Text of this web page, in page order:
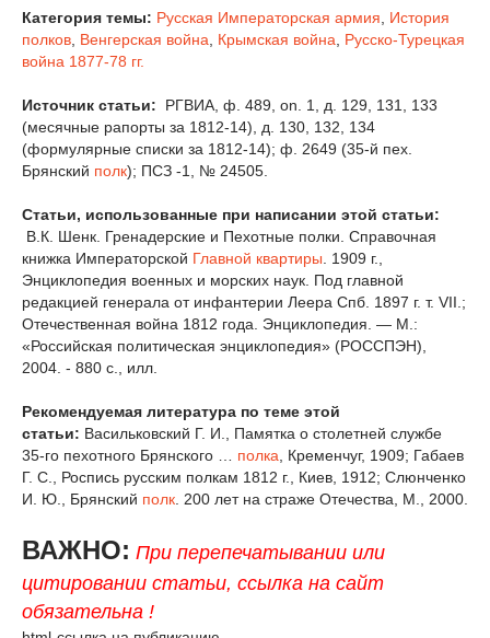
Категория темы: Русская Императорская армия
История
полков Венгерская война Крымская война
Русско-Турецкая
война 1877-78 гг.
Источник статьи:
РГВИА, ф. 489, on. 1, д. 129, 131, 133
(месячные рапорты за 1812-14), д. 130, 132, 134
(формулярные списки за 1812-14); ф. 2649 (35-й пех.
Брянский полк); ПСЗ -1, № 24505.
Статьи, использованные при написании этой статьи:
В.К. Шенк. Гренадерские и Пехотные полки. Справочная
книжка Императорской Главной квартиры . 1909 г.,
Энциклопедия военных и морских наук. Под главной
редакцией генерала от инфантерии Леера Спб. 1897 г. т. VII.;
Отечественная война 1812 года. Энциклопедия. — М.:
«Российская политическая энциклопедия» (РОССПЭН),
2004. - 880 с., илл.
Рекомендуемая литература по теме этой
статьи: Васильковский Г. И., Памятка о столетней службе
35-го пехотного Брянского … полка , Кременчуг, 1909; Габаев
Г. С., Роспись русским полкам 1812 г., Киев, 1912; Слюнченко
И. Ю., Брянский полк . 200 лет на страже Отечества, М., 2000.
ВАЖНО: При перепечатывании или
цитировании статьи, ссылка на сайт
обязательна !